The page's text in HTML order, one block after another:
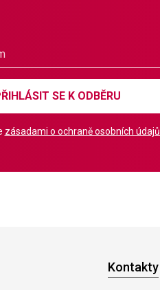
SE K ODBĚRU
zásadami o ochraně osobních údajů.
Kontakty